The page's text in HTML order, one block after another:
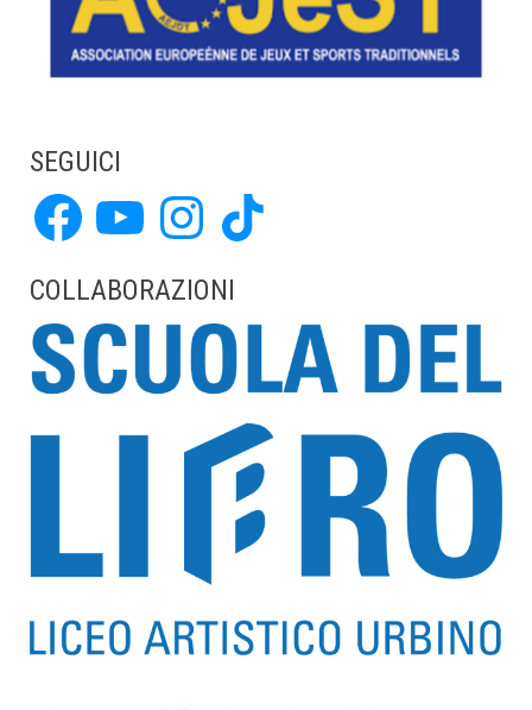
SEGUICI
FacebookYouTube Instagram TikTok
COLLABORAZIONI